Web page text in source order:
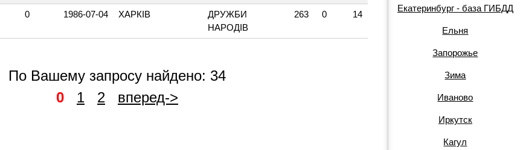
0 1986-07-04 ХАРКІВ
ДРУЖБИ
НАРОДІВ
263 0 14
По Вашему запросу найдено: 34
0
1 2 вперед->
Екатеринбург - база ГИБДД
Ельня
Запорожье
Зима
Иваново
Иркутск
Кагул